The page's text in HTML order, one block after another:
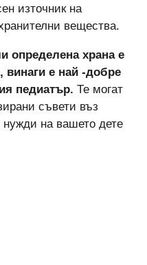
източник на
вещества.
определена храна е
винаги е най -добре
педиатър. Те могат
съвети въз
на вашето дете